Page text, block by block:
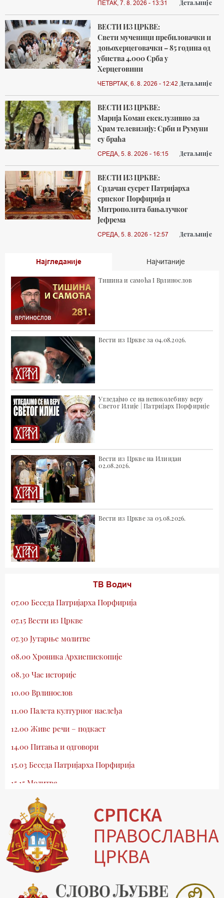
ПЕТАК, 7. 8. 2026 - 13:31 Детаљније
ВЕСТИ ИЗ ЦРКВЕ:
Свети мученици пребиловачки и
доњохерцеговачки – 85 година од
убиства 4.000 Срба у
Херцеговини
ЧЕТВРТАК, 6. 8. 2026 - 12:42 Детаљније
ВЕСТИ ИЗ ЦРКВЕ:
Марија Коман ексклузивно за
Храм телевизију: Срби и Румуни
су браћа
СРЕДА, 5. 8. 2026 - 16:15 Детаљније
ВЕСТИ ИЗ ЦРКВЕ:
Срдачан сусрет Патријарха
српског Порфирија и
Митрополита бањалучког
Јефрема
СРЕДА, 5. 8. 2026 - 12:57 Детаљније
Најгледаније Најчитаније
Тишина и самоћа I Врлинослов
Вести из Цркве за 04.08.2026.
Угледајмо се на непоколебиву веру
Светог Илије | Патријарх Порфирије
Вести из Цркве на Илиндан
02.08.2026.
Вести из Цркве за 03.08.2026.
ТВ Водич
07.00 Беседа Патријарха Порфирија
07.15 Вести из Цркве
07.30 Јутарње молитве
08.00 Хроника Архиепископије
08.30 Час историје
10.00 Врлинослов
11.00 Палета културног наслеђа
12.00 Живе речи – подкаст
14.00 Питања и одговори
15.03 Беседа Патријарха Порфирија
15.15 Молитве
15.30 Млади у Цркви
16.03 Српски јерарси
16.30 Хроника Архиепископије
17.03 Фолклор магазин
17.30 Тврђаве Дунава
18.03 Кроз историју Београда